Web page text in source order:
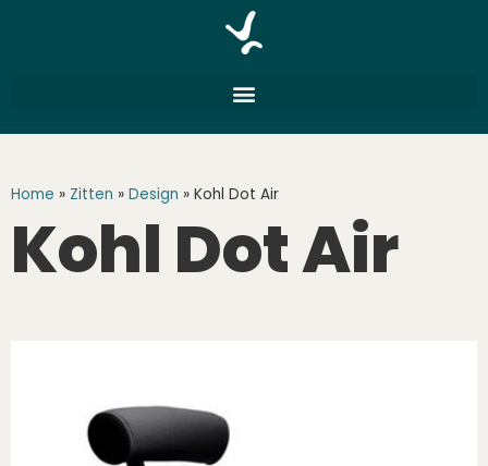
Home » Zitten » Design » Kohl Dot Air
Kohl Dot Air